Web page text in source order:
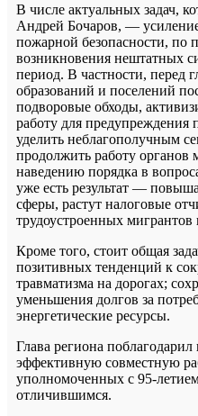
В числе актуальных задач,
Андрей Бочаров, —
пожарной безопасности, по
возникновения нештатных
период. В частности, перед
образований и поселений
подворовые обходы,
работу для предупреждения
уделить неблагополучным
продолжить работу органов
наведению порядка в
уже есть результат —
сферы, растут налоговые
трудоустроенных
Кроме того, стоит общая
позитивных тенденций к
травматизма на дорогах;
уменьшения долгов за
энергетические ресурсы.
Глава региона поблагодарил
эффективную совместную
уполномоченных с 95-
отличившимся.